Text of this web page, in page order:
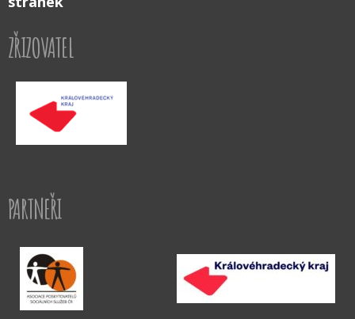
ZŘIZOVATEL
PARTNEŘI